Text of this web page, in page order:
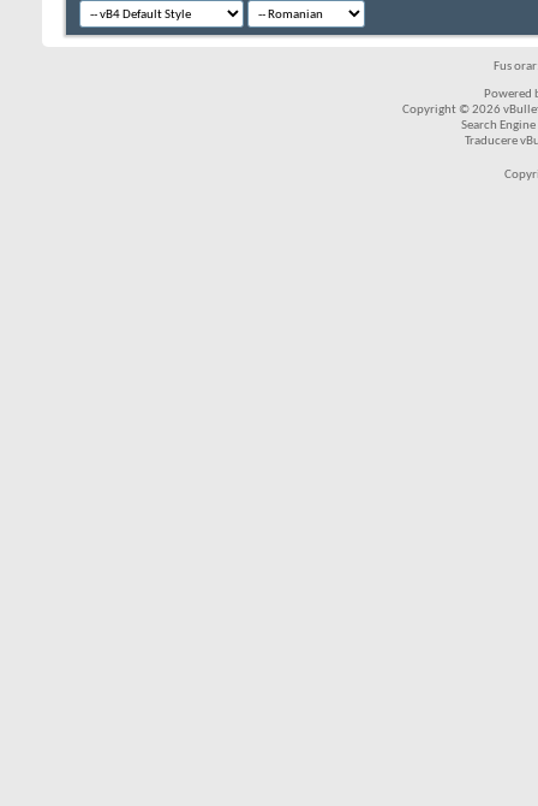
Fus
Powered
Copyright © 2026
Search
Traducere